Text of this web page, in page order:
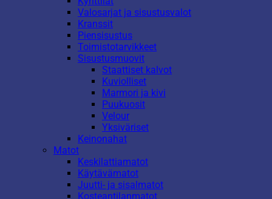
Valosarjat ja sisustusvalot
Kranssit
Piensisustus
Toimistotarvikkeet
Sisustusmuovit
Staattiset kalvot
Kuviolliset
Marmori ja kivi
Puukuosit
Velour
Yksiväriset
Keinonahat
Matot
Keskilattiamatot
Käytävämatot
Juutti- ja sisalmatot
Kosteantilanmatot